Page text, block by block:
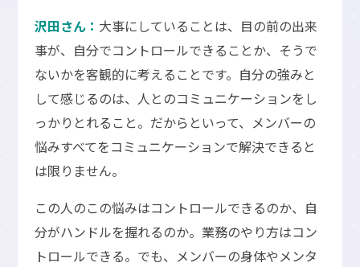
沢田さん： 大事にしていることは、目の前の出来
事が、自分でコントロールできることか、そうで
ないかを客観的に考えることです。自分の強みと
して感じるのは、人とのコミュニケーションをし
っかりとれること。だからといって、メンバーの
悩みすべてをコミュニケーションで解決できると
は限りません。
この人のこの悩みはコントロールできるのか、自
分がハンドルを握れるのか。業務のやり方はコン
トロールできる。でも、メンバーの身体やメンタ